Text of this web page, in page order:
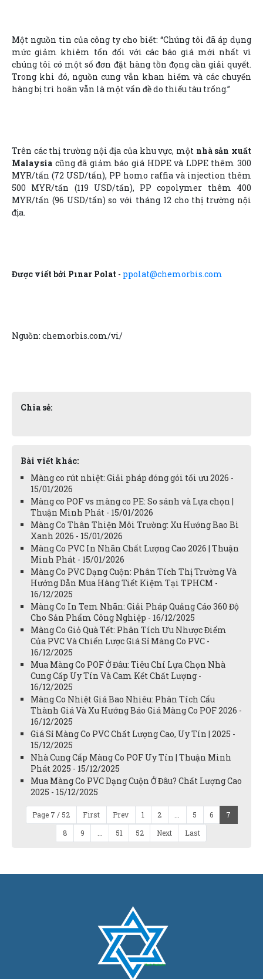
Một nguồn tin của công ty cho biết: “Chúng tôi đã áp dụng
mức giảm khiêm tốn đối với các báo giá mới nhất vì
chúng tôi có một số đơn đặt hàng tồn đọng cần giải quyết.
Trong khi đó, nguồn cung vẫn khan hiếm và các chuyến
hàng bị trì hoãn vẫn là một vấn đề do thiếu tàu trống.”
Trên các thị trường nội địa của khu vực, một nhà sản xuất
Malaysia cũng đã giảm báo giá HDPE và LDPE thêm 300
MYR/tấn (72 USD/tấn), PP homo raffia và injection thêm
500 MYR/tấn (119 USD/tấn), PP copolymer thêm 400
MYR/tấn (96 USD/tấn) so với tháng 12 cho thị trường nội
địa.
Được viết bởi Pınar Polat - ppolat@chemorbis.com
Nguồn: chemorbis.com/vi/
Chia sẻ:
Bài viết khác:
Màng co rút nhiệt: Giải pháp đóng gói tối ưu 2026 -
15/01/2026
Màng co POF vs màng co PE: So sánh và Lựa chọn |
Thuận Minh Phát - 15/01/2026
Màng Co Thân Thiện Môi Trường: Xu Hướng Bao Bì
Xanh 2026 - 15/01/2026
Màng Co PVC In Nhãn Chất Lượng Cao 2026 | Thuận
Minh Phát - 15/01/2026
Màng Co PVC Dạng Cuộn: Phân Tích Thị Trường Và
Hướng Dẫn Mua Hàng Tiết Kiệm Tại TPHCM -
16/12/2025
Màng Co In Tem Nhãn: Giải Pháp Quảng Cáo 360 Độ
Cho Sản Phẩm Công Nghiệp - 16/12/2025
Màng Co Giỏ Quà Tết: Phân Tích Ưu Nhược Điểm
Của PVC Và Chiến Lược Giá Sỉ Màng Co PVC -
16/12/2025
Mua Màng Co POF Ở Đâu: Tiêu Chí Lựa Chọn Nhà
Cung Cấp Uy Tín Và Cam Kết Chất Lượng -
16/12/2025
Màng Co Nhiệt Giá Bao Nhiêu: Phân Tích Cấu
Thành Giá Và Xu Hướng Báo Giá Màng Co POF 2026 -
16/12/2025
Giá Sỉ Màng Co PVC Chất Lượng Cao, Uy Tín | 2025 -
15/12/2025
Nhà Cung Cấp Màng Co POF Uy Tín | Thuận Minh
Phát 2025 - 15/12/2025
Mua Màng Co PVC Dạng Cuộn Ở Đâu? Chất Lượng Cao
2025 - 15/12/2025
Page 7 / 52 First Prev 1 2 5 6
7
8
9 51 52 Next Last